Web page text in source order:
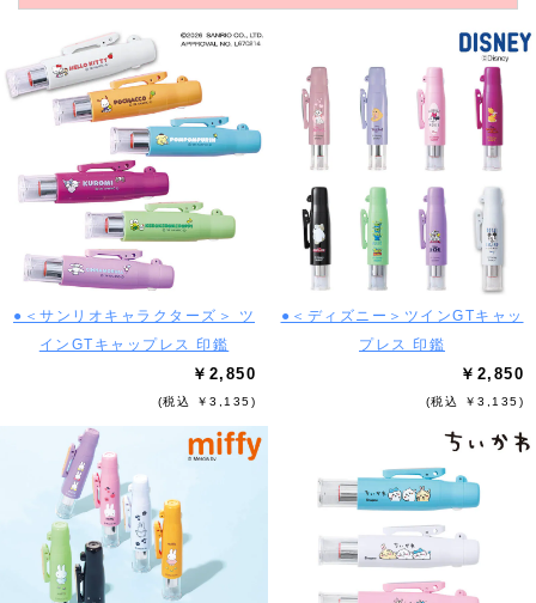
●＜サンリオキャラクターズ＞ ツ
インGTキャップレス 印鑑
￥2,850
(税込 ￥3,135)
●＜ディズニー＞ツインGTキャッ
プレス 印鑑
￥2,850
(税込 ￥3,135)